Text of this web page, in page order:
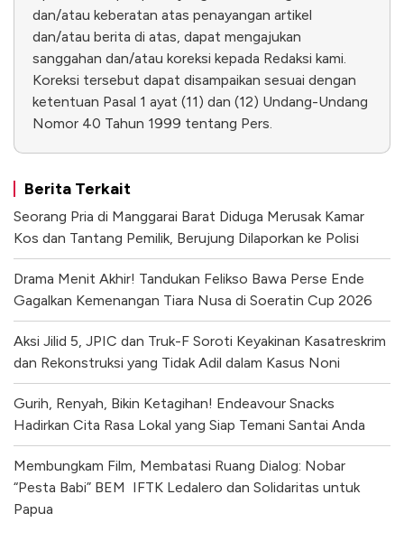
dan/atau keberatan atas penayangan artikel
dan/atau berita di atas, dapat mengajukan
sanggahan dan/atau koreksi kepada Redaksi kami.
Koreksi tersebut dapat disampaikan sesuai dengan
ketentuan Pasal 1 ayat (11) dan (12) Undang-Undang
Nomor 40 Tahun 1999 tentang Pers.
Berita Terkait
Seorang Pria di Manggarai Barat Diduga Merusak Kamar
Kos dan Tantang Pemilik, Berujung Dilaporkan ke Polisi
Drama Menit Akhir! Tandukan Felikso Bawa Perse Ende
Gagalkan Kemenangan Tiara Nusa di Soeratin Cup 2026
Aksi Jilid 5, JPIC dan Truk-F Soroti Keyakinan Kasatreskrim
dan Rekonstruksi yang Tidak Adil dalam Kasus Noni
Gurih, Renyah, Bikin Ketagihan! Endeavour Snacks
Hadirkan Cita Rasa Lokal yang Siap Temani Santai Anda
Membungkam Film, Membatasi Ruang Dialog: Nobar
“Pesta Babi” BEM IFTK Ledalero dan Solidaritas untuk
Papua